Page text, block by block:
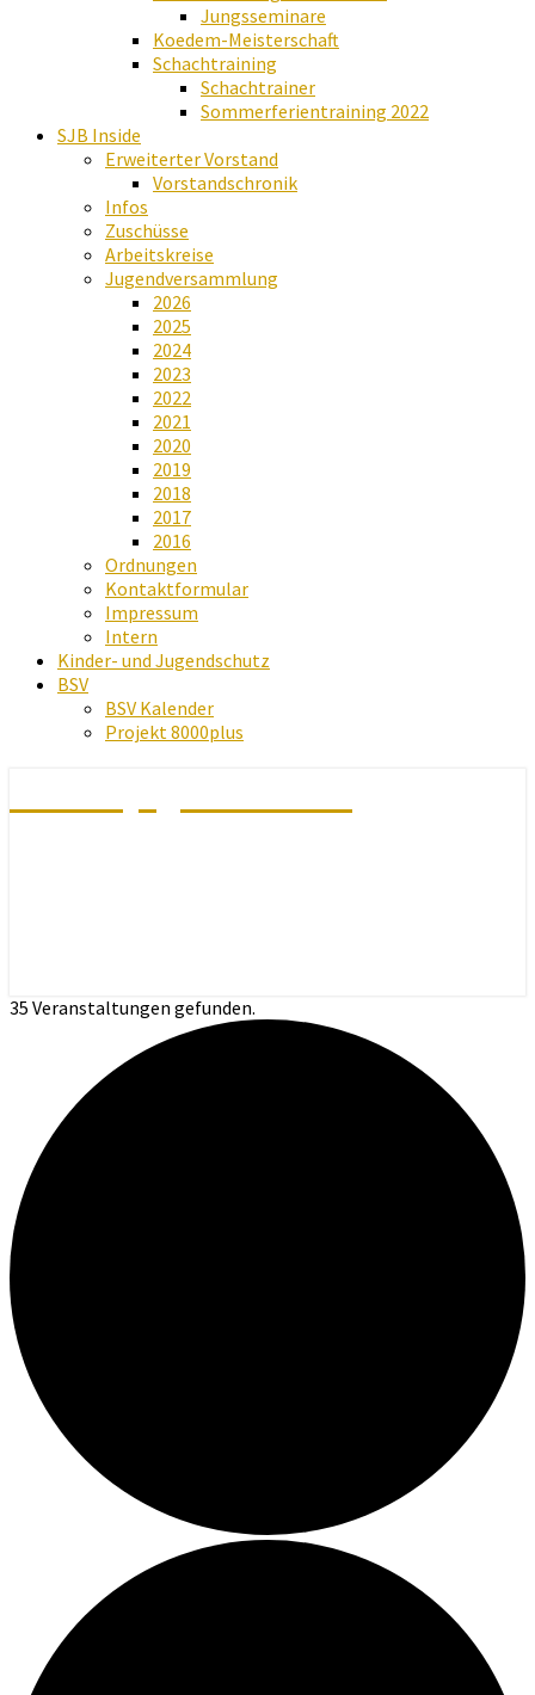
Jungsseminare
Koedem-Meisterschaft
Schachtraining
Schachtrainer
Sommerferientraining 2022
SJB Inside
Erweiterter Vorstand
Vorstandschronik
Infos
Zuschüsse
Arbeitskreise
Jugendversammlung
2026
2025
2024
2023
2022
2021
2020
2019
2018
2017
2016
Ordnungen
Kontaktformular
Impressum
Intern
Kinder- und Jugendschutz
BSV
BSV Kalender
Projekt 8000plus
35 Veranstaltungen gefunden.